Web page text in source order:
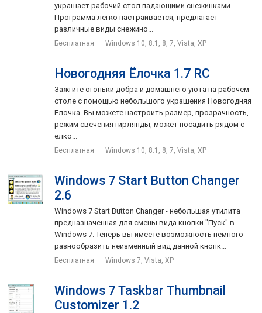
украшает рабочий стол падающими снежинками.
Программа легко настраивается, предлагает
различные виды снежино...
Бесплатная Windows 10, 8.1, 8, 7, Vista, XP
Новогодняя Ёлочка 1.7 RC
Зажгите огоньки добра и домашнего уюта на рабочем
столе с помощью небольшого украшения Новогодняя
Ёлочка. Вы можете настроить размер, прозрачность,
режим свечения гирлянды, может посадить рядом с
елко...
Бесплатная Windows 10, 8.1, 8, 7, Vista, XP
Windows 7 Start Button Changer
2.6
Windows 7 Start Button Changer - небольшая утилита
предназначенная для смены вида кнопки "Пуск" в
Windows 7. Теперь вы имеете возможность немного
разнообразить неизменный вид данной кнопк...
Бесплатная Windows 7, Vista, XP
Windows 7 Taskbar Thumbnail
Customizer 1.2